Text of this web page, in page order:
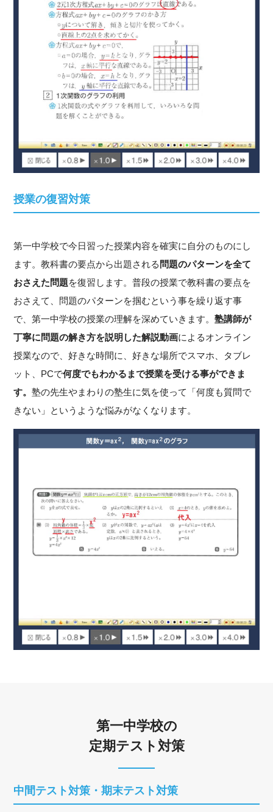
授業の復習対策
第一中学校で今日習った授業内容を確実に自分のものにし
ます。教科書の要点から出題される 問題のパターンを全て
おさえた問題を復習します。普段の授業で教科書の要点を
おさえて、問題のパターンを掴むという事を繰り返す事
で、第一中学校の授業の理解を深めていきます。塾講師が
丁寧に問題の解き方を説明した解説動画によるオンライン
授業なので、好きな時間に、好きな場所でスマホ、タブレ
ット、PCで何度でもわかるまで授業を受ける事ができま
す。塾の先生やまわりの塾生に気を使って「何度も質問で
きない」というような悩みがなくなります。
第一中学校の
定期テスト対策
中間テスト対策・期末テスト対策